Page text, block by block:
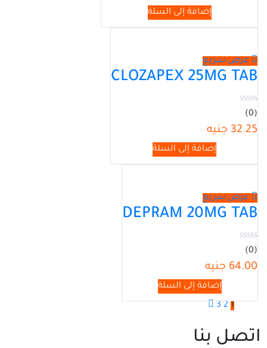
إضافة إلى السلة
عرض سريع
CLOZAPEX 25MG TAB
(0)
32.25 جنيه
إضافة إلى السلة
عرض سريع
DEPRAM 20MG TAB
(0)
64.00 جنيه
إضافة إلى السلة
1
2
3
اتصل بنا